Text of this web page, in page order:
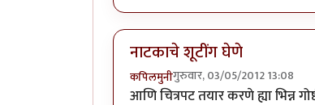
नाटकाचे शूटींग घेणे
कपिलमुनीगुरुवार, 03/05/2012 13:08
आणि चित्रपट तयार करणे ह्या भिन्न